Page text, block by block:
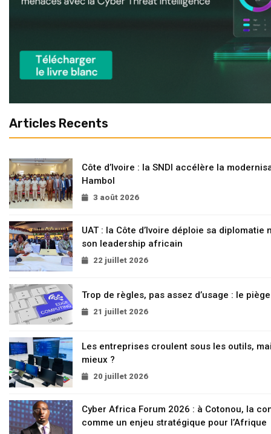
Articles Recents
Côte d’Ivoire : la SNDI accélère la
Hambol
3 août 2026
UAT : la Côte d’Ivoire déploie sa
son leadership africain
22 juillet 2026
Trop de règles, pas assez d’usage : le
21 juillet 2026
Les entreprises croulent sous les outils,
mieux ?
20 juillet 2026
Cyber Africa Forum 2026 : à Cotonou, la
comme un enjeu stratégique pour l’Afrique